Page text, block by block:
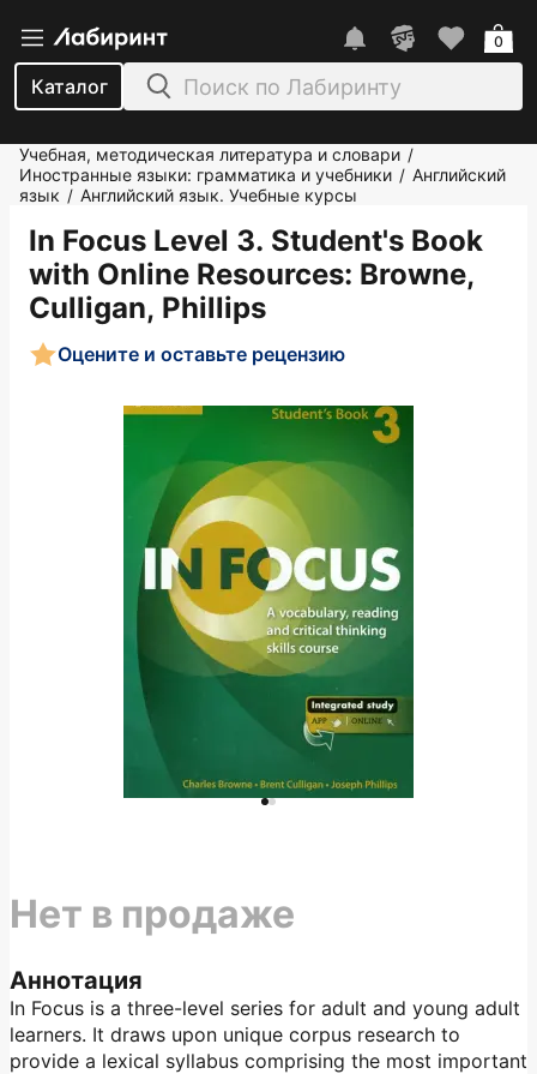
Каталог
0
Учебная, методическая литература и словари /
Иностранные языки: грамматика и учебники / Английский
язык / Английский язык. Учебные курсы
In Focus Level 3. Student's Book
with Online Resources: Browne,
Culligan, Phillips
Оцените и оставьте рецензию
Аннотация
In Focus is a three-level series for adult and young adult
learners. It draws upon unique corpus research to
provide a lexical syllabus comprising the most important
Нет в продаже